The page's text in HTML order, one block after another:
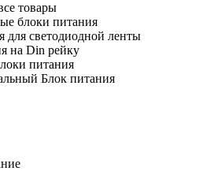
товары
блоки питания
для светодиодной ленты
на Din рейку
питания
Блок питания